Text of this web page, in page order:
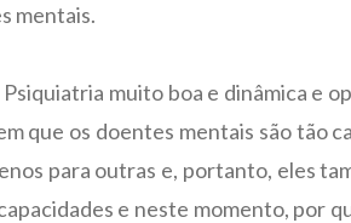
mentais.
Psiquiatria muito boa e dinâmica e
que os doentes mentais são tão
para outras e, portanto, eles
e neste momento, por